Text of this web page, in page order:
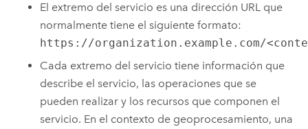
El extremo del servicio es una dirección URL que
normalmente tiene el siguiente formato:
https://organization.example.com/
Cada extremo del servicio tiene información que
describe el servicio, las operaciones que se
pueden realizar y los recursos que componen el
servicio. En el contexto de geoprocesamiento, una